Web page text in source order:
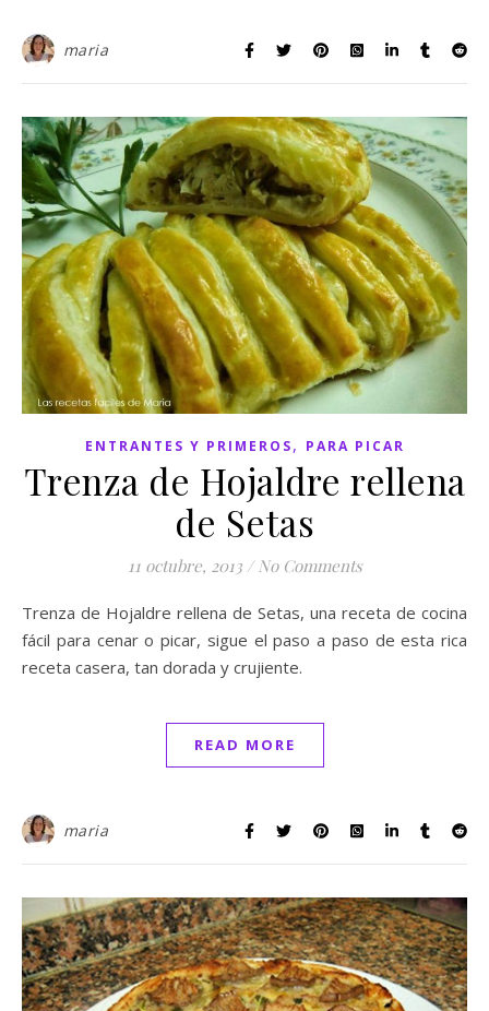
maria
ENTRANTES Y PRIMEROS, PARA PICAR
Trenza de Hojaldre rellena
de Setas
11 octubre, 2013 / No Comments
Trenza de Hojaldre rellena de Setas, una receta de cocina
fácil para cenar o picar, sigue el paso a paso de esta rica
receta casera, tan dorada y crujiente.
READ MORE
maria